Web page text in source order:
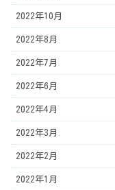
2022年10月
2022年8月
2022年7月
2022年6月
2022年4月
2022年3月
2022年2月
2022年1月